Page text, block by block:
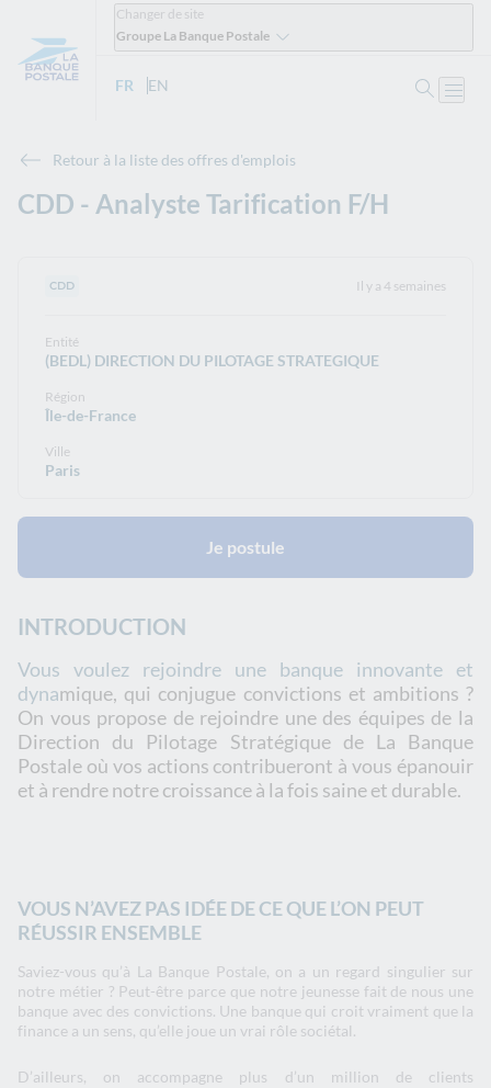
Changer de site
Groupe La Banque Postale
FR - Version française
EN
Retour à la liste des offres d'emplois
CDD - Analyste Tarification F/H
Type de contrat :
CDD Il y a 4 semaines
Entité
(BEDL) DIRECTION DU PILOTAGE STRATEGIQUE
Région
Île-de-France
Ville
Paris
Je postule
INTRODUCTION
Vous voulez rejoindre une banque innovante et
dynamique, qui conjugue convictions et ambitions ?
On vous propose de rejoindre une des équipes de la
Direction du Pilotage Stratégique de La Banque
Postale où vos actions contribueront à vous épanouir
et à rendre notre croissance à la fois saine et durable.
VOUS N’AVEZ PAS IDÉE DE CE QUE L’ON PEUT
RÉUSSIR ENSEMBLE
Saviez-vous qu’à La Banque Postale, on a un regard singulier sur
notre métier ? Peut-être parce que notre jeunesse fait de nous une
banque avec des convictions. Une banque qui croit vraiment que la
finance a un sens, qu’elle joue un vrai rôle sociétal.
D’ailleurs, on accompagne plus d’un million de clients